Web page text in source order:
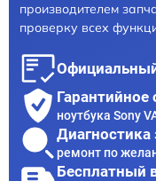
производителем
проверку всех
ноутбука Sony
Диагностика
ремонт по
Бесплатный